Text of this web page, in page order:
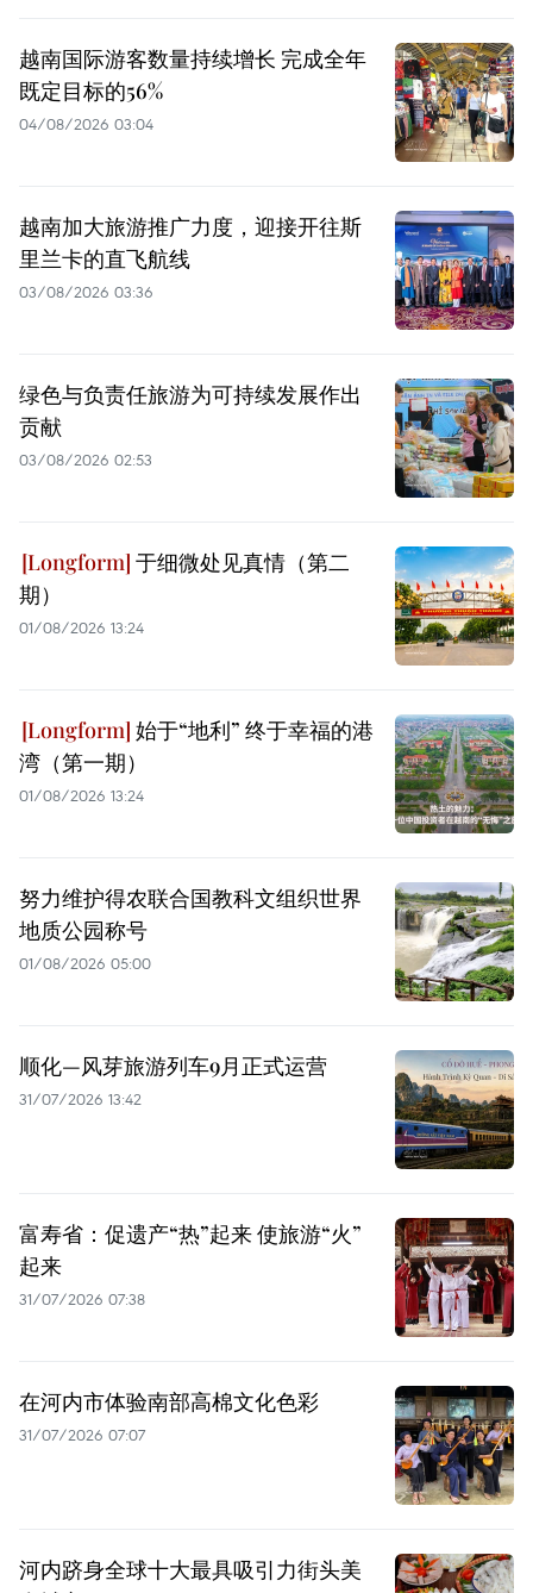
越南国际游客数量持续增长 完成全年
既定目标的56%
04/08/2026 03:04
越南加大旅游推广力度，迎接开往斯
里兰卡的直飞航线
03/08/2026 03:36
绿色与负责任旅游为可持续发展作出
贡献
03/08/2026 02:53
于细微处见真情（第二
期）
01/08/2026 13:24
始于“地利” 终于幸福的港
湾（第一期）
01/08/2026 13:24
努力维护得农联合国教科文组织世界
地质公园称号
01/08/2026 05:00
顺化—风芽旅游列车9月正式运营
31/07/2026 13:42
富寿省：促遗产“热”起来 使旅游“火”
起来
31/07/2026 07:38
在河内市体验南部高棉文化色彩
31/07/2026 07:07
河内跻身全球十大最具吸引力街头美